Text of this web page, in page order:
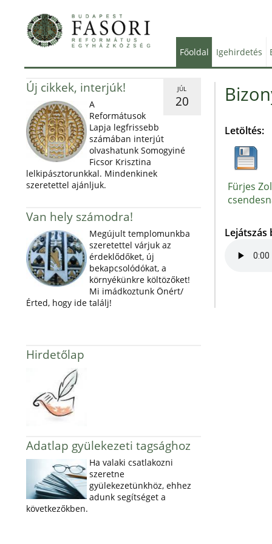
Főoldal Igehirdetés
JÚL
20
Új cikkek, interjúk!
A
Reformátusok
Lapja legfrissebb
számában interjút
olvashatunk Somogyiné
Ficsor Krisztina
lelkipásztorunkkal. Mindenkinek
szeretettel ajánljuk.
Van hely számodra!
Megújult templomunkba
szeretettel várjuk az
érdeklődőket, új
bekapcsolódókat, a
környékünkre költözőket!
Mi imádkoztunk Önért/
Érted, hogy ide találj!
Hirdetőlap
Adatlap gyülekezeti tagsághoz
Ha valaki csatlakozni
szeretne
gyülekezetünkhöz, ehhez
adunk segítséget a
következőkben.
Letöltés:
Fürjes
Lejátszás